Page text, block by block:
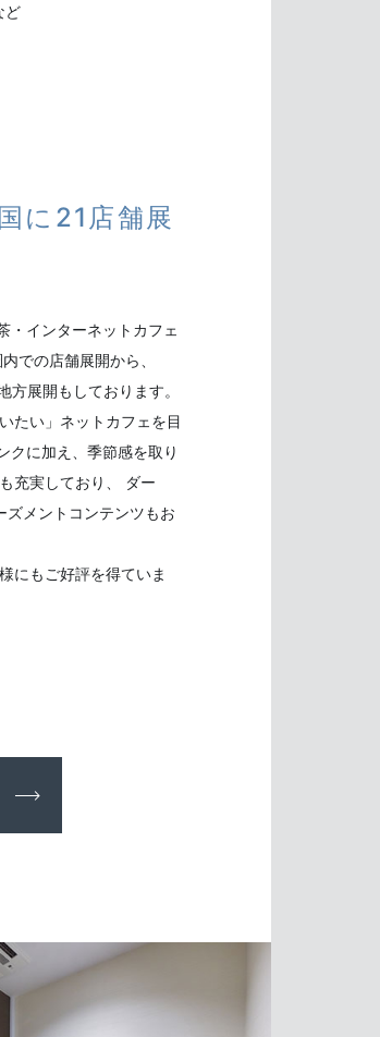
ど
に21店舗展
・インターネットカフェ
での店舗展開から、
展開もしております。
たい」ネットカフェを目
クに加え、季節感を取り
充実しており、 ダー
ズメントコンテンツもお
にもご好評を得ていま